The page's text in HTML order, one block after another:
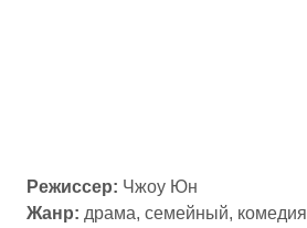
Режиссер: Чжоу Юн
Жанр: драма, семейный, комедия